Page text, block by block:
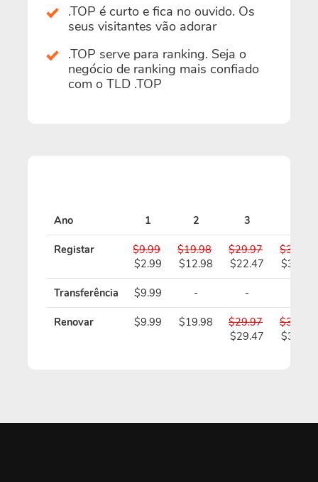
.TOP é curto e fica no ouvido. Os
seus visitantes vão adorar
.TOP serve para ranking. Seja o
negócio de ranking mais confiado
com o TLD .TOP
Ano 1 2 3
Registar
$9.99
$2.99
$19.98
$12.98
$29.97
$22.47
$39.96
$31.96
Transferência $9.99 - -
Renovar $9.99 $19.98
$29.97
$29.47
$39.96
$38.96